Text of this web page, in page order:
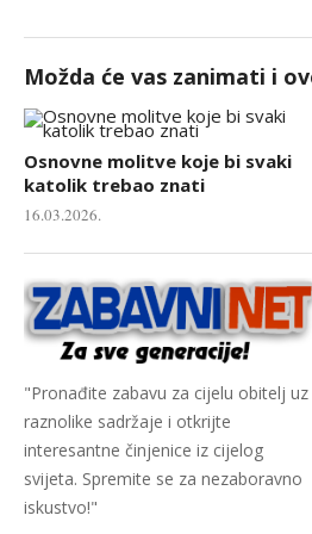
Možda će vas zanimati i
Osnovne molitve koje bi svaki
katolik trebao znati
16.03.2026.
"Pronađite zabavu za cijelu obitelj uz
raznolike sadržaje i otkrijte
interesantne činjenice iz cijelog
svijeta. Spremite se za nezaboravno
iskustvo!"